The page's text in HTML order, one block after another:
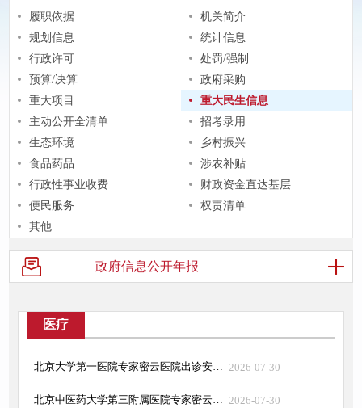
履职依据
机关简介
规划信息
统计信息
行政许可
处罚/强制
预算/决算
政府采购
重大项目
重大民生信息
主动公开全清单
招考录用
生态环境
乡村振兴
食品药品
涉农补贴
行政性事业收费
财政资金直达基层
便民服务
权责清单
其他
政府信息公开年报
医疗
北京大学第一医院专家密云医院出诊安排（2026.8.3-2026.8.9） 2026-07-30
北京中医药大学第三附属医院专家密云院区出诊安排（2026.8.3-2026.8.9） 2026-07-30